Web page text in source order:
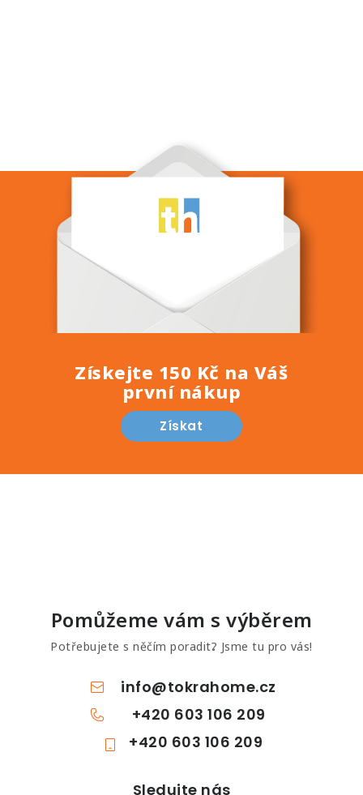
Získejte 150 Kč na Váš
první nákup
Získat
Pomůžeme vám s výběrem
Potřebujete s něčím poradit? Jsme tu pro vás!
info@tokrahome.cz
+420 603 106 209
+420 603 106 209